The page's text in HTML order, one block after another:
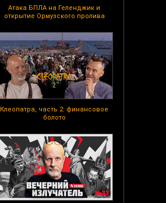
Атака БПЛА на Геленджик и
открытие Ормузского пролива
Клеопатра, часть 2: финансовое
болото